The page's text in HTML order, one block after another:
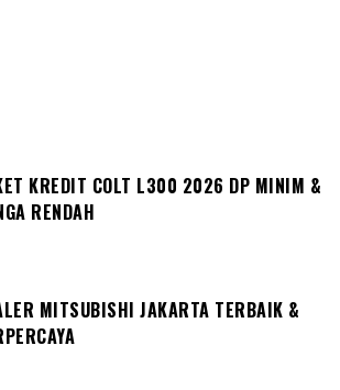
KREDIT COLT L300 2026 DP MINIM &
RENDAH
MITSUBISHI JAKARTA TERBAIK &